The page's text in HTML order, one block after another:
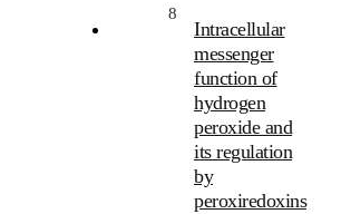
8
Intracellular
messenger
function of
hydrogen
peroxide and
its regulation
by
peroxiredoxins